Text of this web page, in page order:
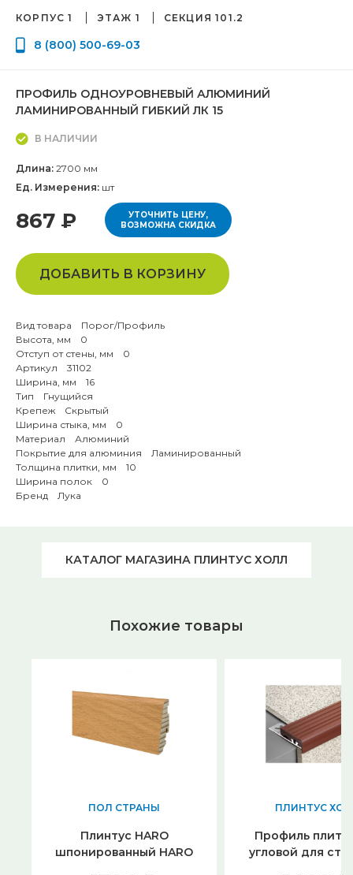
КОРПУС 1 ЭТАЖ 1 СЕКЦИЯ 101.2
8 (800) 500-69-03
ПРОФИЛЬ ОДНОУРОВНЕВЫЙ АЛЮМИНИЙ
ЛАМИНИРОВАННЫЙ ГИБКИЙ ЛК 15
В НАЛИЧИИ
Длина: 2700 мм
Ед. Измерения: шт
867 ₽
УТОЧНИТЬ ЦЕНУ,
ВОЗМОЖНА СКИДКА
ДОБАВИТЬ В КОРЗИНУ
Вид товара Порог/Профиль
Высота, мм 0
Отступ от стены, мм 0
Артикул 31102
Ширина, мм 16
Тип Гнущийся
Крепеж Скрытый
Ширина стыка, мм 0
Материал Алюминий
Покрытие для алюминия Ламинированный
Толщина плитки, мм 10
Ширина полок 0
Бренд Лука
КАТАЛОГ МАГАЗИНА ПЛИНТУС ХОЛЛ
Похожие товары
ПОЛ СТРАНЫ
Плинтус HARO
шпонированный HARO
ПЛИНТУС
Профиль
угловой для